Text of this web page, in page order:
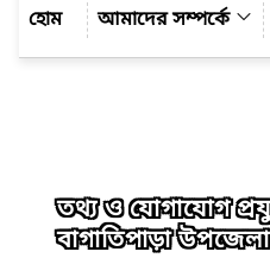
আমাদের সম্পর্কে
তথ্য ও যোগাযোগ
বাগাতিপাড়া উপজেলা